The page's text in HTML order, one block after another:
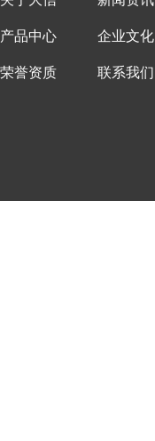
产品中心 企业文化
荣誉资质 联系我们